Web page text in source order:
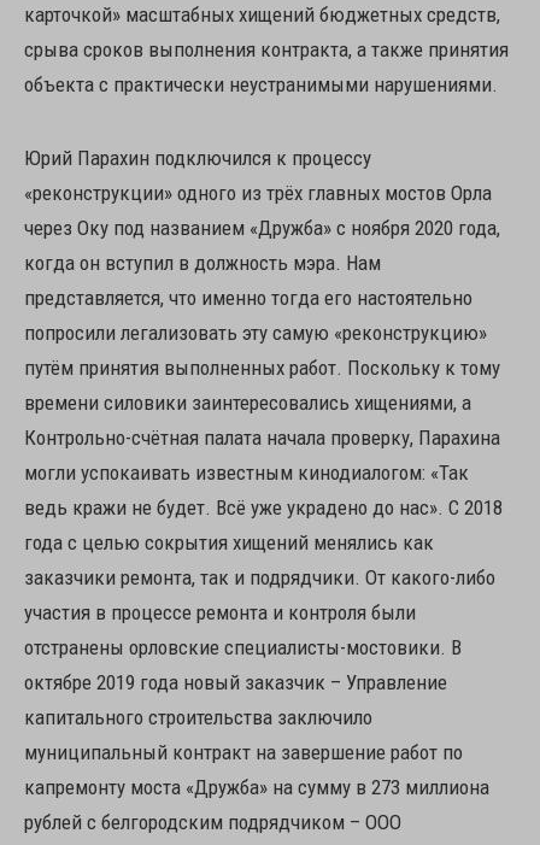
карточкой» масштабных хищений бюджетных средств,
срыва сроков выполнения контракта, а также принятия
объекта с практически неустранимыми нарушениями.
Юрий Парахин подключился к процессу
«реконструкции» одного из трёх главных мостов Орла
через Оку под названием «Дружба» с ноября 2020 года,
когда он вступил в должность мэра. Нам
представляется, что именно тогда его настоятельно
попросили легализовать эту самую «реконструкцию»
путём принятия выполненных работ. Поскольку к тому
времени силовики заинтересовались хищениями, а
Контрольно-счётная палата начала проверку, Парахина
могли успокаивать известным кинодиалогом: «Так
ведь кражи не будет. Всё уже украдено до нас». С 2018
года с целью сокрытия хищений менялись как
заказчики ремонта, так и подрядчики. От какого-либо
участия в процессе ремонта и контроля были
отстранены орловские специалисты-мостовики. В
октябре 2019 года новый заказчик – Управление
капитального строительства заключило
муниципальный контракт на завершение работ по
капремонту моста «Дружба» на сумму в 273 миллиона
рублей с белгородским подрядчиком – ООО